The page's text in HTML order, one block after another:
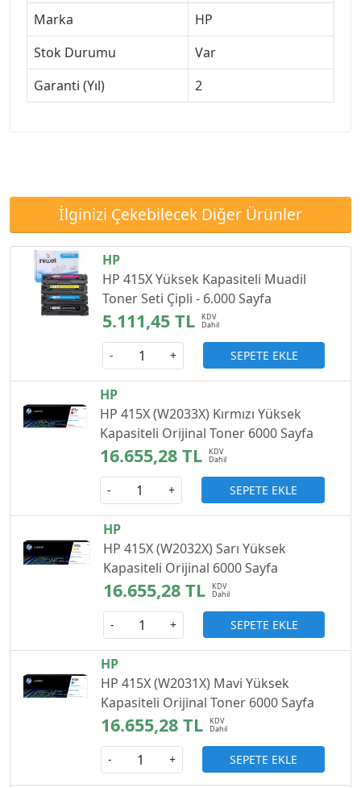
Marka
HP
Stok Durumu
Var
Garanti (Yıl)
2
İlginizi Çekebilecek Diğer Ürünler
HP
HP 415X Yüksek Kapasiteli Muadil
Toner Seti Çipli - 6.000 Sayfa
5.111,45 TL
- + SEPETE EKLE
HP
HP 415X (W2033X) Kırmızı Yüksek
Kapasiteli Orijinal Toner 6000 Sayfa
16.655,28 TL
- + SEPETE EKLE
HP
HP 415X (W2032X) Sarı Yüksek
Kapasiteli Orijinal 6000 Sayfa
16.655,28 TL
- + SEPETE EKLE
HP
HP 415X (W2031X) Mavi Yüksek
Kapasiteli Orijinal Toner 6000 Sayfa
16.655,28 TL
- + SEPETE EKLE